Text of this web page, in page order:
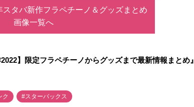
タバ新作フラペチーノ＆グッズまとめ
画像一覧へ
】限定フラペチーノからグッズまで最新情報まとめ』
ク #スターバックス